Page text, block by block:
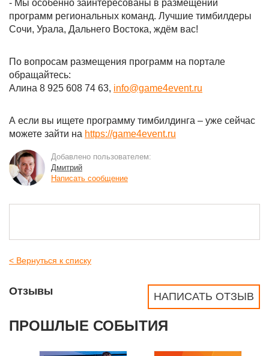
- Мы особенно заинтересованы в размещении
программ региональных команд. Лучшие тимбилдеры
Сочи, Урала, Дальнего Востока, ждём вас!
По вопросам размещения программ на портале
обращайтесь:
Алина 8 925 608 74 63, info@game4event.ru
А если вы ищете программу тимбилдинга – уже сейчас
можете зайти на https://game4event.ru
Добавлено пользователем:
Дмитрий
Написать сообщение
< Вернуться к списку
НАПИСАТЬ ОТЗЫВ
Отзывы
ПРОШЛЫЕ СОБЫТИЯ